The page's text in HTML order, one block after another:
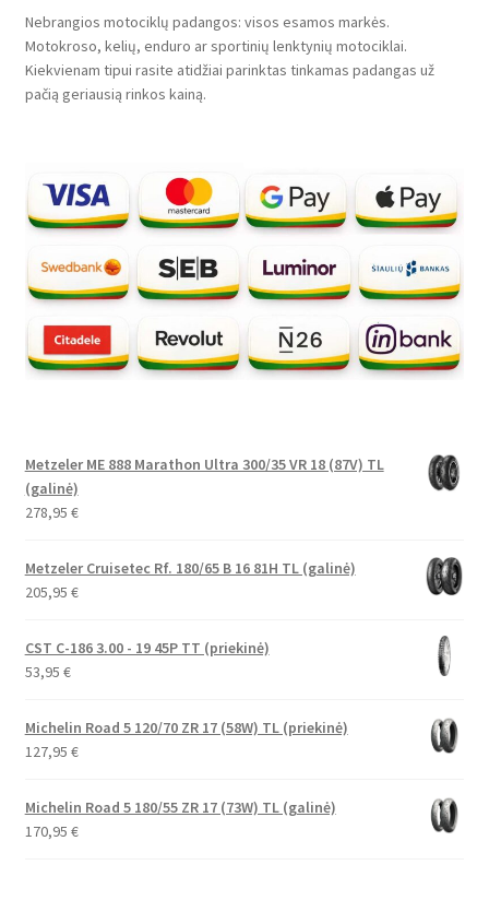
Nebrangios motociklų padangos: visos esamos markės.
Motokroso, kelių, enduro ar sportinių lenktynių motociklai.
Kiekvienam tipui rasite atidžiai parinktas tinkamas padangas už
pačią geriausią rinkos kainą.
Metzeler ME 888 Marathon Ultra 300/35 VR 18 (87V) TL
(galinė)
278,95 €
Metzeler Cruisetec Rf. 180/65 B 16 81H TL (galinė)
205,95 €
CST C-186 3.00 - 19 45P TT (priekinė)
53,95 €
Michelin Road 5 120/70 ZR 17 (58W) TL (priekinė)
127,95 €
Michelin Road 5 180/55 ZR 17 (73W) TL (galinė)
170,95 €